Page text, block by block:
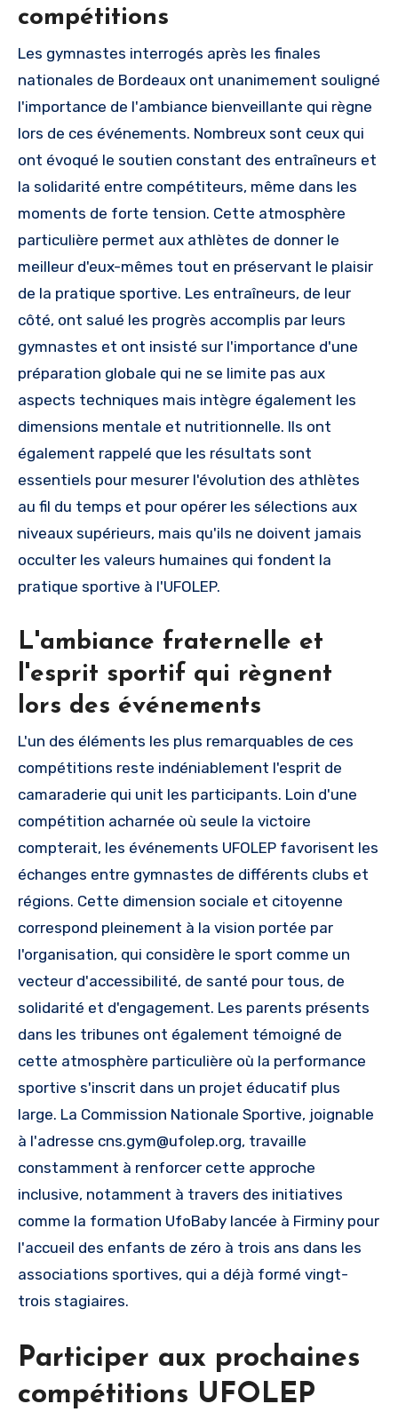
compétitions
Les gymnastes interrogés après les finales
nationales de Bordeaux ont unanimement souligné
l'importance de l'ambiance bienveillante qui règne
lors de ces événements. Nombreux sont ceux qui
ont évoqué le soutien constant des entraîneurs et
la solidarité entre compétiteurs, même dans les
moments de forte tension. Cette atmosphère
particulière permet aux athlètes de donner le
meilleur d'eux-mêmes tout en préservant le plaisir
de la pratique sportive. Les entraîneurs, de leur
côté, ont salué les progrès accomplis par leurs
gymnastes et ont insisté sur l'importance d'une
préparation globale qui ne se limite pas aux
aspects techniques mais intègre également les
dimensions mentale et nutritionnelle. Ils ont
également rappelé que les résultats sont
essentiels pour mesurer l'évolution des athlètes
au fil du temps et pour opérer les sélections aux
niveaux supérieurs, mais qu'ils ne doivent jamais
occulter les valeurs humaines qui fondent la
pratique sportive à l'UFOLEP.
L'ambiance fraternelle et
l'esprit sportif qui règnent
lors des événements
L'un des éléments les plus remarquables de ces
compétitions reste indéniablement l'esprit de
camaraderie qui unit les participants. Loin d'une
compétition acharnée où seule la victoire
compterait, les événements UFOLEP favorisent les
échanges entre gymnastes de différents clubs et
régions. Cette dimension sociale et citoyenne
correspond pleinement à la vision portée par
l'organisation, qui considère le sport comme un
vecteur d'accessibilité, de santé pour tous, de
solidarité et d'engagement. Les parents présents
dans les tribunes ont également témoigné de
cette atmosphère particulière où la performance
sportive s'inscrit dans un projet éducatif plus
large. La Commission Nationale Sportive, joignable
à l'adresse cns.gym@ufolep.org, travaille
constamment à renforcer cette approche
inclusive, notamment à travers des initiatives
comme la formation UfoBaby lancée à Firminy pour
l'accueil des enfants de zéro à trois ans dans les
associations sportives, qui a déjà formé vingt-
trois stagiaires.
Participer aux prochaines
compétitions UFOLEP